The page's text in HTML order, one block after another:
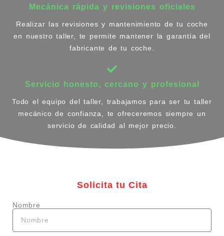
Mecánica rápida y revisiones oficiales
Realizar las revisiones y mantenimiento de tu coche
en nuestro taller, te permite mantener la garantía del
fabricante de tu coche.
Servicio honesto, cercano y profesional
Todo el equipo del taller, trabajamos para ser tu taller
mecánico de confianza, te ofreceremos siempre un
servicio de calidad al mejor precio.
Solicita tu Cita
Nombre